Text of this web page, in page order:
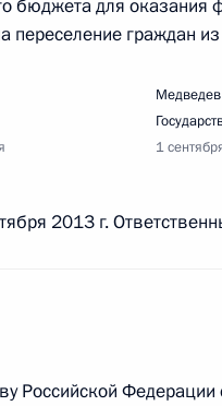
по итогам
в области
года, 18:00 12 поручений
бюджета для оказания
переселение граждан
1
2013 г.
Российской